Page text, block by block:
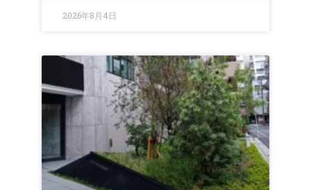
2026年8月4日